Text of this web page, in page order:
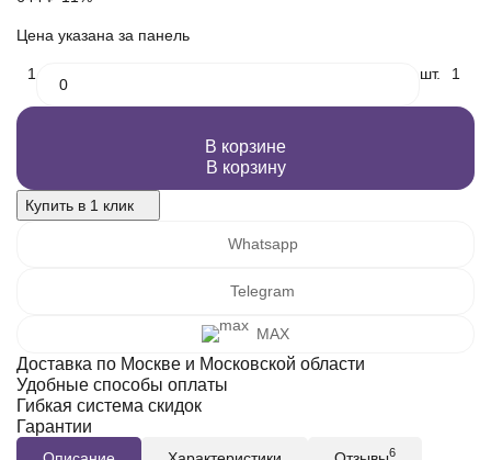
Цена указана за панель
1 шт. 1
В корзине
В корзину
Купить в 1 клик
Whatsapp
Telegram
MAX
Доставка по Москве и Московской области
Удобные способы оплаты
Гибкая система скидок
Гарантии
6